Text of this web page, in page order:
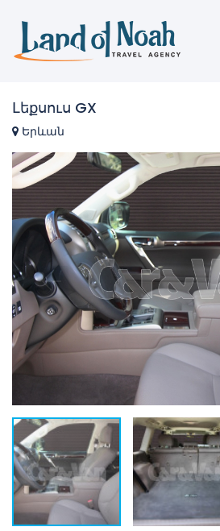
Լեքսուս GX
Երևան